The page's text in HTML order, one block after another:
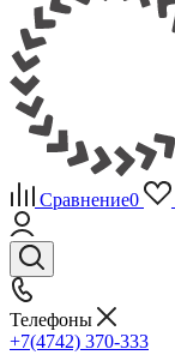
Сравнение0
Телефоны
+7(4742) 370-333